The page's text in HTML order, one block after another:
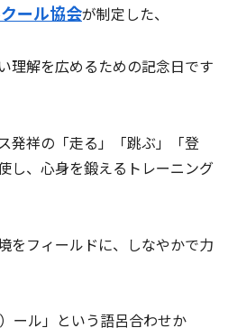
ール協会が制定した、
理解を広めるための記念日です
発祥の「走る」「跳ぶ」「登
し、心身を鍛えるトレーニング
をフィールドに、しなやかで力
ール」という語呂合わせか